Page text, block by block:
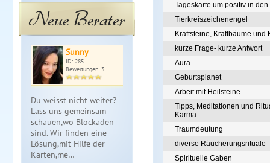
Neue Berater
Sunny
ID: 285
Bewertungen: 3
Du weisst nicht weiter?
Lass uns gemeinsam
schauen,wo Blockaden
sind. Wir finden eine
Lösung,mit Hilfe der
Karten,me…
Angellight
ID: 033
Sprechmedium erwartet
*** ich reiche dir die Hand
*** am Ende wird imme
Tv
intuitivem
Tageskarte um positiv in den
Tierkreiszeichenengel
Kraftsteine, Kraftbäume und
kurze Frage- kurze Antwort
Aura
Geburtsplanet
Arbeit mit Heilsteine
Tipps, Meditationen und
Karma
Traumdeutung
diverse Räucherungsrituale
Spirituelle Gaben